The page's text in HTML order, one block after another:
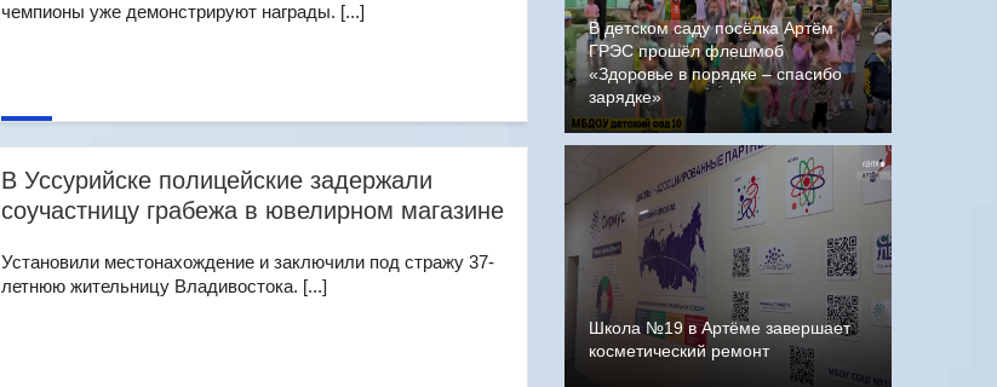
чемпионы уже демонстрируют награды. [...]
В Уссурийске полицейские задержали
соучастницу грабежа в ювелирном магазине
Установили местонахождение и заключили под стражу 37-
летнюю жительницу Владивостока. [...]
В детском саду посёлка Артём
ГРЭС прошёл флешмоб
«Здоровье в порядке – спасибо
зарядке»
Школа №19 в Артёме завершает
косметический ремонт